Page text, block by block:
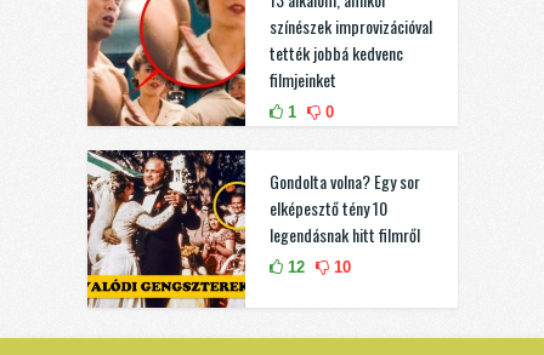
színészek improvizációval
tették jobbá kedvenc
filmjeinket
1 0
Gondolta volna? Egy sor
elképesztő tény 10
legendásnak hitt filmről
12 10